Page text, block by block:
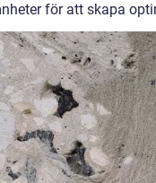
för att skapa